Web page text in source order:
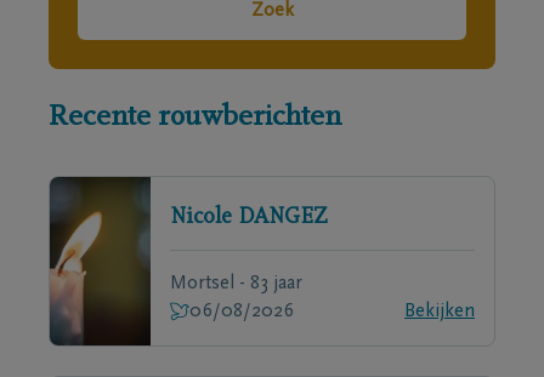
Zoek
Recente rouwberichten
Nicole DANGEZ
Mortsel - 83 jaar
06/08/2026
Bekijken